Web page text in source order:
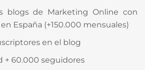
blogs de Marketing Online con
España (+150.000 mensuales)
en el blog
+ 60.000 seguidores